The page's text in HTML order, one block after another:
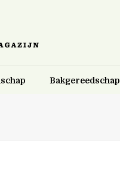
Bakgereedschap